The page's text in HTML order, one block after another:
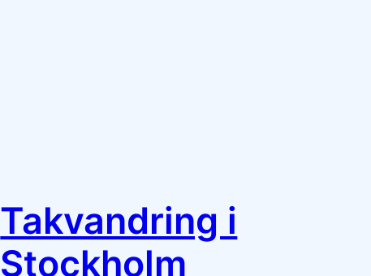
Takvandring i
Stockholm